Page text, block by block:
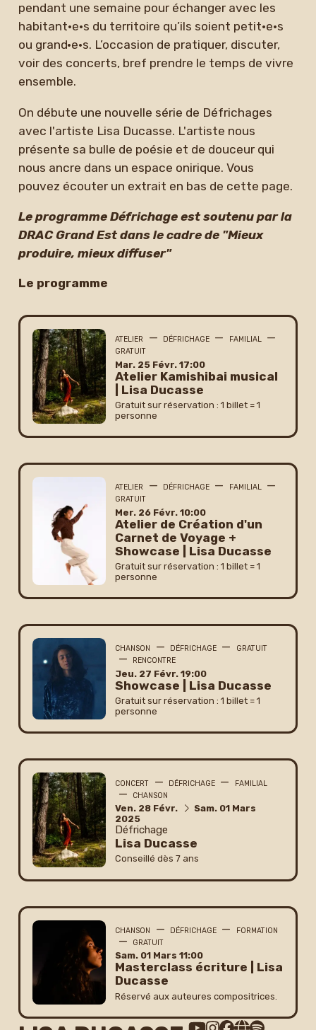
pendant une semaine pour échanger avec les
habitant·e·s du territoire qu’ils soient petit·e·s
ou grand·e·s. L’occasion de pratiquer, discuter,
voir des concerts, bref prendre le temps de vivre
ensemble.
On débute une nouvelle série de Défrichages
avec l'artiste Lisa Ducasse. L'artiste nous
présente sa bulle de poésie et de douceur qui
nous ancre dans un espace onirique. Vous
pouvez écouter un extrait en bas de cette page.
Le programme Défrichage est soutenu par la
DRAC Grand Est dans le cadre de "Mieux
produire, mieux diffuser"
Le programme
ATELIER — DÉFRICHAGE — FAMILIAL —
GRATUIT
mardi
Mar. 25 février
Févr. 17:00
Atelier Kamishibai musical
| Lisa Ducasse
Gratuit sur réservation : 1 billet = 1
personne
ATELIER — DÉFRICHAGE — FAMILIAL —
GRATUIT
mercredi
Mer. 26 février
Févr. 10:00
Atelier de Création d'un
Carnet de Voyage +
Showcase | Lisa Ducasse
Gratuit sur réservation : 1 billet = 1
personne
CHANSON — DÉFRICHAGE — GRATUIT
— RENCONTRE
jeudi
Jeu. 27 février
Févr. 19:00
Showcase | Lisa Ducasse
Gratuit sur réservation : 1 billet = 1
personne
CONCERT — DÉFRICHAGE — FAMILIAL
— CHANSON
du
vendredi
Ven. 28 février
Févr. au
samedi
Sam. 01 mars
Mars
2025
Défrichage
Lisa Ducasse
Conseillé dès 7 ans
CHANSON — DÉFRICHAGE — FORMATION
— GRATUIT
samedi
Sam. 01 mars
Mars 11:00
Masterclass écriture | Lisa
Ducasse
Réservé aux auteures compositrices.